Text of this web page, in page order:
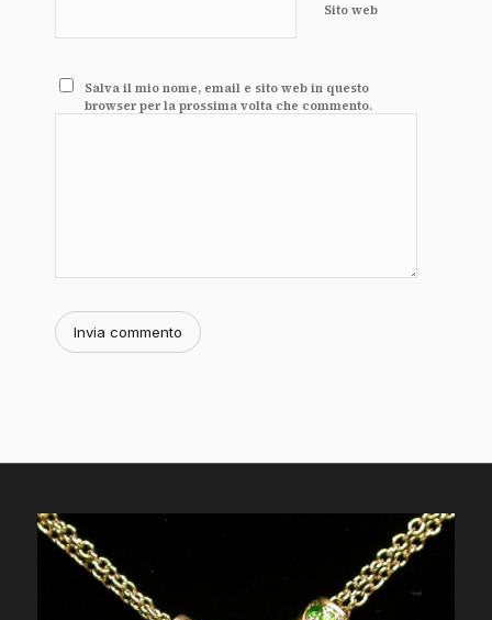
Sito web
Salva il mio nome, email e sito web in questo
browser per la prossima volta che commento.